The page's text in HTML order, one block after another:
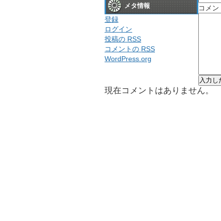
メタ情報
登録
ログイン
投稿の RSS
コメントの RSS
WordPress.org
コメン
現在コメントはありません。